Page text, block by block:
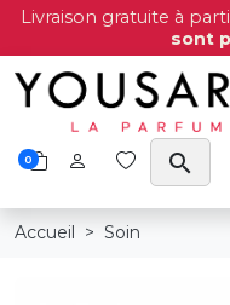
Livraison gratuite à
sont
0 search
Accueil Soin